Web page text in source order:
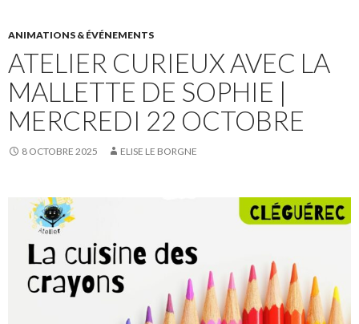
ANIMATIONS & ÉVÉNEMENTS
ATELIER CURIEUX AVEC LA
MALLETTE DE SOPHIE |
MERCREDI 22 OCTOBRE
8 OCTOBRE 2025 ELISE LE BORGNE